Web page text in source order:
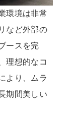
環境は非常
など外部の
ースを完
理想的なコ
より、ムラ
期間美しい